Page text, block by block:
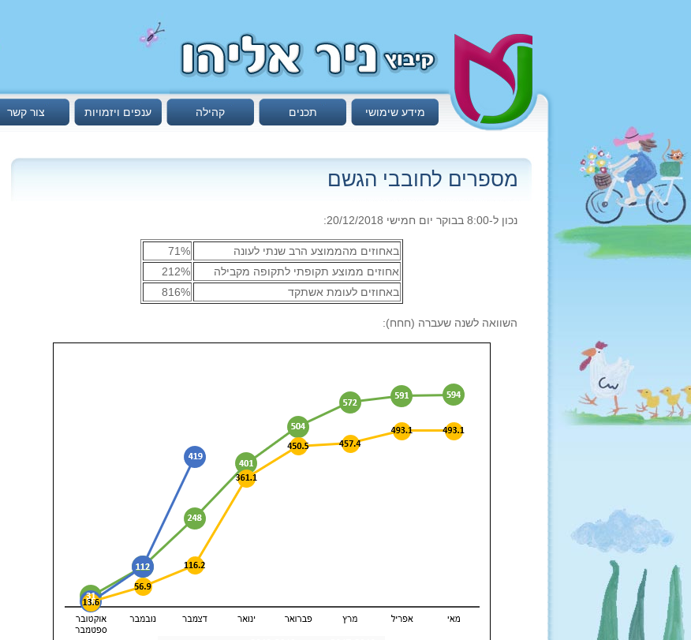
צור קשר ענפים ויזמויות קהילה תכנים מידע שימושי
מספרים לחובבי הגשם
נכון ל-8:00 בבוקר יום חמישי 20/12/2018:
באחוזים מהממוצע הרב שנתי לעונה
71%
אחוזים ממוצע תקופתי לתקופה מקבילה
212%
באחוזים לעומת אשתקד
816%
השוואה לשנה שעברה (חחח):